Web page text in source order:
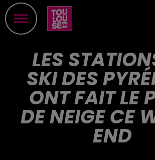
LES
SKI DES
ONT FAIT LE
DE NEIGE CE
END